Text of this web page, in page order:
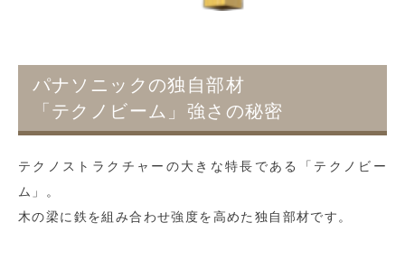
パナソニックの独自部材
「テクノビーム」強さの秘密
テクノストラクチャーの大きな特長である「テクノビー
ム」。
木の梁に鉄を組み合わせ強度を高めた独自部材です。